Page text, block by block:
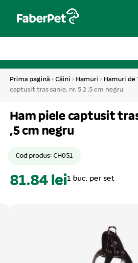
Prima pagină › Câini › Hamuri › Hamuri de
captusit tras sanie, nr. 5 2 ,5 cm negru
Ham piele captusit
,5 cm negru
Cod produs: CH051
81.84 lei1 buc. per set